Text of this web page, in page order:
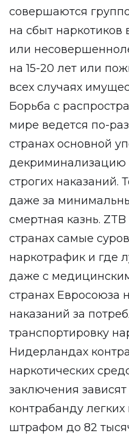
совершаются
на сбыт
или
на 15-20 лет или
всех случаях
Борьба с
мире ведется по-
странах основной
декриминализацию
строгих наказаний.
даже за
смертная казнь.
странах самые
наркотрафик и где
даже с
странах Евросоюза
наказаний за
транспортировку
Нидерландах
наркотических
заключения
контрабанду
штрафом до 82